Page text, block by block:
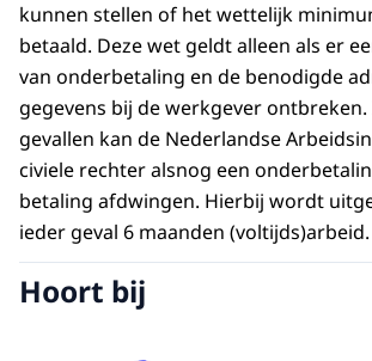
kunnen stellen of het wettelijk
betaald. Deze wet geldt alleen als er
van onderbetaling en de benodigde
gegevens bij de werkgever
gevallen kan de Nederlandse
civiele rechter alsnog een
betaling afdwingen. Hierbij wordt
ieder geval 6 maanden (voltijds)arbeid.
Hoort bij